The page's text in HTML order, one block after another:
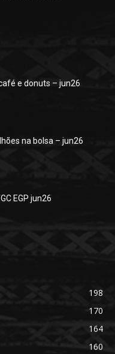
e donuts – jun26
na bolsa – jun26
EGP jun26
198
170
164
160